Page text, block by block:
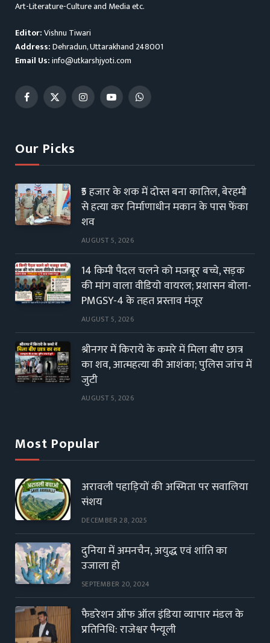
Art-Literature-Culture and Media etc.
Editor:Vishnu Tiwari
Address:Dehradun, Uttarakhand 248001
Email Us:info@utkarshjyoti.com
Facebook
X
InstagramYouTubeWhatsApp
Our Picks
₹5 हजार के शक में दोस्त बना कातिल, बेरहमी
से हत्या कर निर्माणाधीन मकान के पास फेंका
शव
AUGUST 5, 2026
14 किमी पैदल चलने को मजबूर बच्चे, सड़क
की मांग वाला वीडियो वायरल; प्रशासन बोला-
PMGSY-4 के तहत प्रस्ताव मंजूर
AUGUST 5, 2026
श्रीनगर में किराये के कमरे में मिला बीए छात्र
का शव, आत्महत्या की आशंका; पुलिस जांच में
जुटी
AUGUST 5, 2026
Most Popular
अरावली पहाड़ियों की अस्मिता पर सवालिया
संशय
DECEMBER 28, 2025
दुनिया में अमनचैन, अयुद्ध एवं शांति का
उजाला हो
SEPTEMBER 20, 2024
फैडरेशन ऑफ ऑल इंडिया व्यापार मंडल के
प्रतिनिधि: राजेश्वर पैन्यूली